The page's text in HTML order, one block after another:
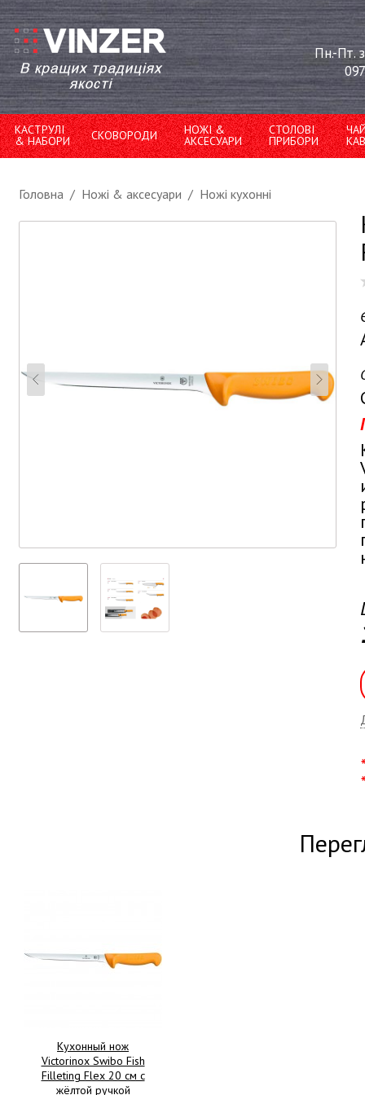
Пн.-Пт.
КАСТРУЛІ
& НАБОРИ СКОВОРОДИ НОЖІ &
АКСЕСУАРИ
СТОЛОВІ
ПРИБОРИ
Головна / Ножі & аксесуари / Ножі кухонні
Кухонный нож
Victorinox Swibo Fish
Filleting Flex 20 см с
жёлтой ручкой